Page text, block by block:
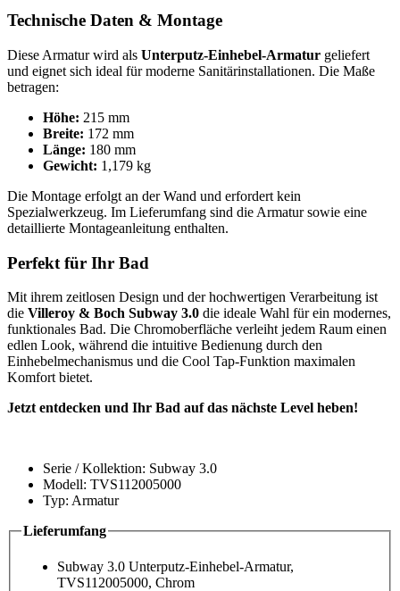
Technische Daten & Montage
Diese Armatur wird als Unterputz-Einhebel-Armatur geliefert
und eignet sich ideal für moderne Sanitärinstallationen. Die Maße
betragen:
Höhe: 215 mm
Breite: 172 mm
Länge: 180 mm
Gewicht: 1,179 kg
Die Montage erfolgt an der Wand und erfordert kein
Spezialwerkzeug. Im Lieferumfang sind die Armatur sowie eine
detaillierte Montageanleitung enthalten.
Perfekt für Ihr Bad
Mit ihrem zeitlosen Design und der hochwertigen Verarbeitung ist
die Villeroy & Boch Subway 3.0 die ideale Wahl für ein modernes,
funktionales Bad. Die Chromoberfläche verleiht jedem Raum einen
edlen Look, während die intuitive Bedienung durch den
Einhebelmechanismus und die Cool Tap-Funktion maximalen
Komfort bietet.
Jetzt entdecken und Ihr Bad auf das nächste Level heben!
Serie / Kollektion: Subway 3.0
Modell: TVS112005000
Typ: Armatur
Lieferumfang
Subway 3.0 Unterputz-Einhebel-Armatur,
TVS112005000, Chrom